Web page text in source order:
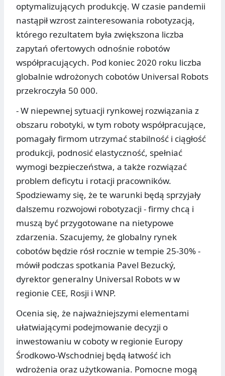
optymalizujących produkcję. W czasie pandemii
nastąpił wzrost zainteresowania robotyzacją,
którego rezultatem była zwiększona liczba
zapytań ofertowych odnośnie robotów
współpracujących. Pod koniec 2020 roku liczba
globalnie wdrożonych cobotów Universal Robots
przekroczyła 50 000.
- W niepewnej sytuacji rynkowej rozwiązania z
obszaru robotyki, w tym roboty współpracujące,
pomagały firmom utrzymać stabilność i ciągłość
produkcji, podnosić elastyczność, spełniać
wymogi bezpieczeństwa, a także rozwiązać
problem deficytu i rotacji pracowników.
Spodziewamy się, że te warunki będą sprzyjały
dalszemu rozwojowi robotyzacji - firmy chcą i
muszą być przygotowane na nietypowe
zdarzenia. Szacujemy, że globalny rynek
cobotów będzie rósł rocznie w tempie 25-30% -
mówił podczas spotkania Pavel Bezucký,
dyrektor generalny Universal Robots w w
regionie CEE, Rosji i WNP.
Ocenia się, że najważniejszymi elementami
ułatwiającymi podejmowanie decyzji o
inwestowaniu w coboty w regionie Europy
Środkowo-Wschodniej będą łatwość ich
wdrożenia oraz użytkowania. Pomocne mogą